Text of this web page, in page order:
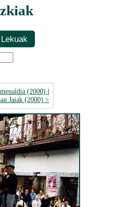
Lekuak
(2000) |
Jaiak (2000) >